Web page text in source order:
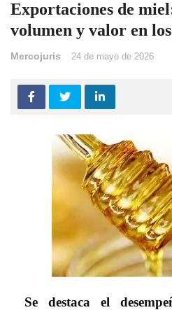
Exportaciones de
volumen y valor en
Mercojuris 24 de mayo de 2026
Se destaca el